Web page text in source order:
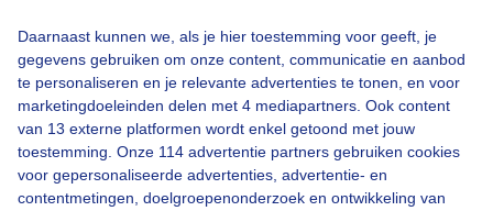
Daarnaast kunnen we, als je hier toestemming voor geeft, je
gegevens gebruiken om onze content, communicatie en aanbod
te personaliseren en je relevante advertenties te tonen, en voor
marketingdoeleinden delen met 4 mediapartners. Ook content
van 13 externe platformen wordt enkel getoond met jouw
toestemming. Onze 114 advertentie partners gebruiken cookies
voor gepersonaliseerde advertenties, advertentie- en
contentmetingen, doelgroepenonderzoek en ontwikkeling van
Een moment geduld aub...